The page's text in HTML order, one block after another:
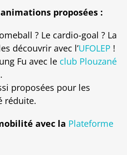
proposées :
? Le cardio-goal ? La
découvrir avec l’UFOLEP !
Fu avec le club Plouzané
proposées pour les
réduite.
avec la Plateforme